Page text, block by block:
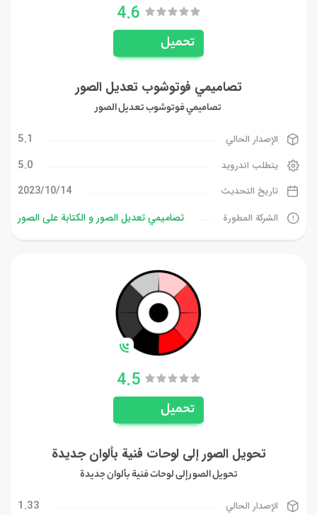
4.6
تحميل
تصاميمي فوتوشوب تعديل الصور
تصاميمي فوتوشوب تعديل الصور
الإصدار الحالي 5.1
يتطلب اندرويد 5.0
تاريخ التحديث 14‏/10‏/2023
الشركة المطورة تصاميمي تعديل الصور و الكتابة على الصور
4.5
تحميل
تحويل الصور إلى لوحات فنية بألوان جديدة
تحويل الصور إلى لوحات فنية بألوان جديدة
الإصدار الحالي 1.33